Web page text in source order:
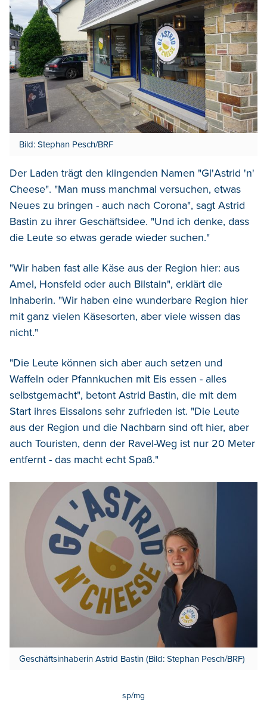
Bild: Stephan Pesch/BRF
Der Laden trägt den klingenden Namen "Gl'Astrid 'n'
Cheese". "Man muss manchmal versuchen, etwas
Neues zu bringen - auch nach Corona", sagt Astrid
Bastin zu ihrer Geschäftsidee. "Und ich denke, dass
die Leute so etwas gerade wieder suchen."
"Wir haben fast alle Käse aus der Region hier: aus
Amel, Honsfeld oder auch Bilstain", erklärt die
Inhaberin. "Wir haben eine wunderbare Region hier
mit ganz vielen Käsesorten, aber viele wissen das
nicht."
"Die Leute können sich aber auch setzen und
Waffeln oder Pfannkuchen mit Eis essen - alles
selbstgemacht", betont Astrid Bastin, die mit dem
Start ihres Eissalons sehr zufrieden ist. "Die Leute
aus der Region und die Nachbarn sind oft hier, aber
auch Touristen, denn der Ravel-Weg ist nur 20 Meter
entfernt - das macht echt Spaß."
Geschäftsinhaberin Astrid Bastin (Bild: Stephan Pesch/BRF)
sp/mg